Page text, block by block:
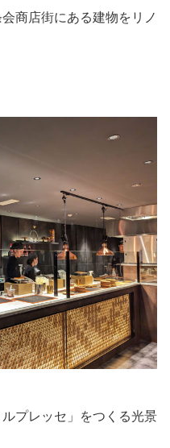
商店街にある建物をリノ
プレッセ」をつくる光景